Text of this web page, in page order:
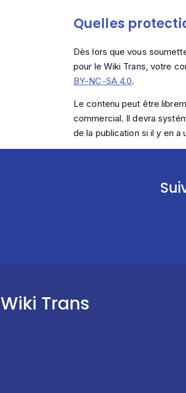
Quelles
Dès lors que vous
pour le Wiki Trans, votre
BY-NC-SA 4.0.
Le contenu peut être
commercial. Il devra
de la publication si il y en a
Wiki Trans